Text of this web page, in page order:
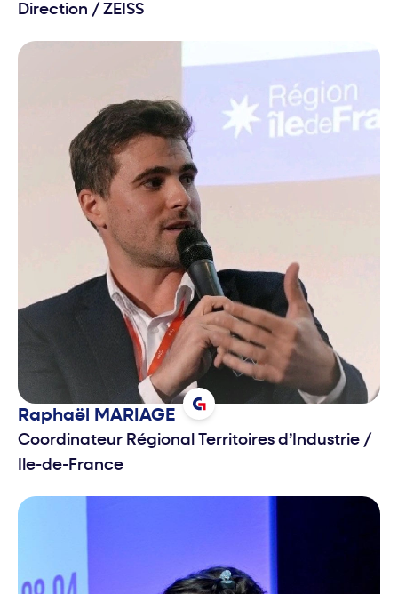
Direction / ZEISS
Raphaël MARIAGE
Coordinateur Régional Territoires d’Industrie /
Ile-de-France